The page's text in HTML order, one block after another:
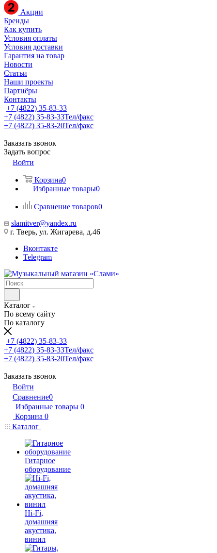
Акции
Бренды
Как купить
Условия оплаты
Условия доставки
Гарантия на товар
Новости
Статьи
Наши проекты
Партнёры
Контакты
+7 (4822) 35-83-33
+7 (4822) 35-83-33Тел/факс
+7 (4822) 35-83-20Тел/факс
Заказать звонок
Задать вопрос
Войти
Корзина0
Избранные товары0
Сравнение товаров0
slamitver@yandex.ru
г. Тверь, ул. Жигарева, д.46
Вконтакте
Telegram
Каталог
По всему сайту
По каталогу
+7 (4822) 35-83-33
+7 (4822) 35-83-33Тел/факс
+7 (4822) 35-83-20Тел/факс
Заказать звонок
Войти
Сравнение0
Избранные товары 0
Корзина 0
Каталог
Гитарное
оборудование
Hi-Fi,
домашняя
акустика,
винил